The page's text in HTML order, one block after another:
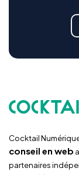
Cocktail
conseil en web
partenaires